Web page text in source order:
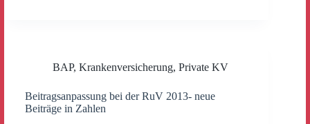
BAP, Krankenversicherung, Private KV
Beitragsanpassung bei der RuV 2013- neue
Beiträge in Zahlen